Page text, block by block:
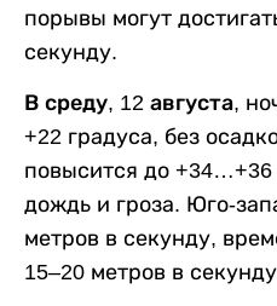
порывы могут
секунду.
В среду, 12 августа,
+22 градуса, без
повысится до
дождь и гроза. Юго-
метров в секунду,
15–20 метров в